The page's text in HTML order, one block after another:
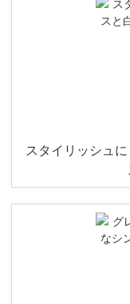
スタイリッシュ